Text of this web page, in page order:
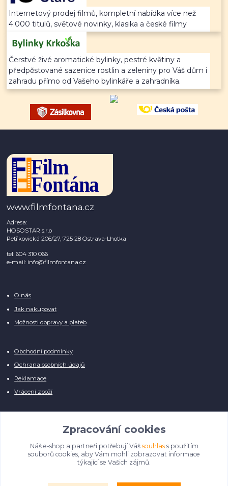
Internetový prodej filmů, kompletní nabídka více než
4.000 titulů, světové novinky, klasika a české filmy
Čerstvé živé aromatické bylinky, pestré květiny a
předpěstované sazenice rostlin a zeleniny pro Váš dům i
zahradu přímo od Vašeho bylinkáře a zahradníka.
www.filmfontana.cz
Adresa:
HOSOSTAR s.r.o
Petřkovická 206/27, 725 28 Ostrava-Lhotka
tel: 604 310 066
e-mail: info@filmfontana.cz
O nás
Jak nakupovat
Možnosti dopravy a plateb
Obchodní podmínky
Ochrana osobních údajů
Reklamace
Vrácení zboží
Manuálně pro Vás kontrolujeme každý produkt, přesto se může stát, že u
několika z nich je vyobrazen pouze obrázek informativního charakteru.
Omlouváme se, na úpravě databáze pilně pracujeme.
Zpracování cookies
Náš e-shop a partneři potřebují Váš souhlass použitím
souborů cookies, aby Vám mohli zobrazovat informace
týkající se Vašich zájmů.